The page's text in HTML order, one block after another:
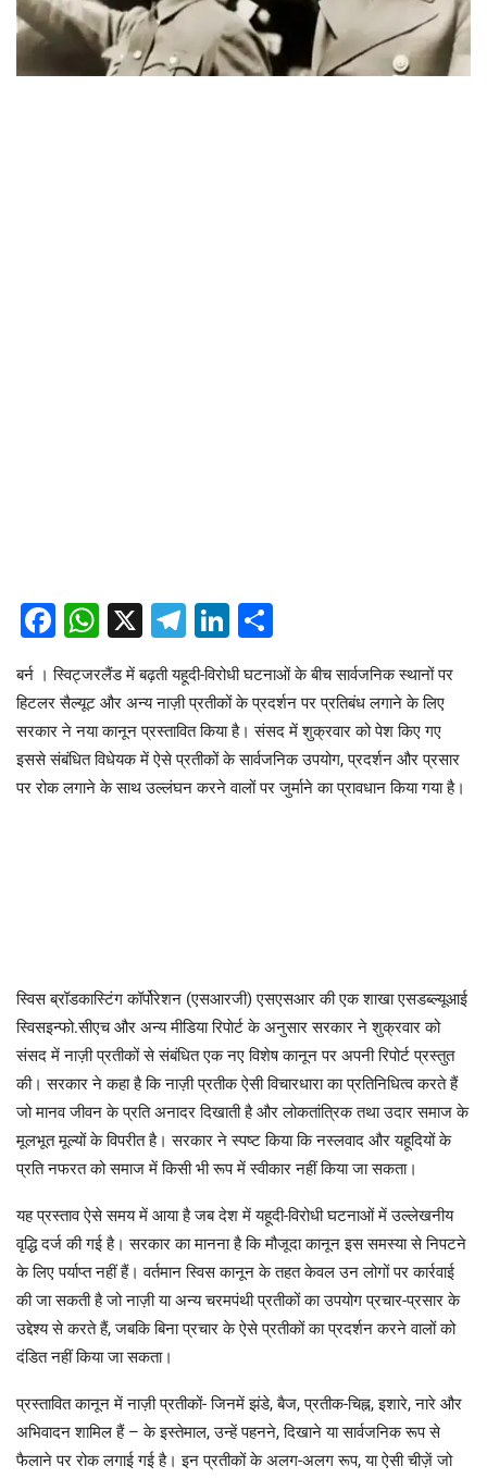
Facebook
WhatsApp
X Telegram
LinkedIn
बर्न । स्विट्जरलैंड में बढ़ती यहूदी-विरोधी घटनाओं के बीच सार्वजनिक स्थानों पर
हिटलर सैल्यूट और अन्य नाज़ी प्रतीकों के प्रदर्शन पर प्रतिबंध लगाने के लिए
सरकार ने नया कानून प्रस्तावित किया है। संसद में शुक्रवार को पेश किए गए
इससे संबंधित विधेयक में ऐसे प्रतीकों के सार्वजनिक उपयोग, प्रदर्शन और प्रसार
पर रोक लगाने के साथ उल्लंघन करने वालों पर जुर्माने का प्रावधान किया गया है।
स्विस ब्रॉडकास्टिंग कॉर्पोरेशन (एसआरजी) एसएसआर की एक शाखा एसडब्ल्यूआई
स्विसइन्फो.सीएच और अन्य मीडिया रिपाेर्ट के अनुसार सरकार ने शुक्रवार को
संसद में नाज़ी प्रतीकों से संबंधित एक नए विशेष कानून पर अपनी रिपोर्ट प्रस्तुत
की। सरकार ने कहा है कि नाज़ी प्रतीक ऐसी विचारधारा का प्रतिनिधित्व करते हैं
जो मानव जीवन के प्रति अनादर दिखाती है और लोकतांत्रिक तथा उदार समाज के
मूलभूत मूल्यों के विपरीत है। सरकार ने स्पष्ट किया कि नस्लवाद और यहूदियों के
प्रति नफरत को समाज में किसी भी रूप में स्वीकार नहीं किया जा सकता।
यह प्रस्ताव ऐसे समय में आया है जब देश में यहूदी-विरोधी घटनाओं में उल्लेखनीय
वृद्धि दर्ज की गई है। सरकार का मानना है कि मौजूदा कानून इस समस्या से निपटने
के लिए पर्याप्त नहीं हैं। वर्तमान स्विस कानून के तहत केवल उन लोगों पर कार्रवाई
की जा सकती है जो नाज़ी या अन्य चरमपंथी प्रतीकों का उपयोग प्रचार-प्रसार के
उद्देश्य से करते हैं, जबकि बिना प्रचार के ऐसे प्रतीकों का प्रदर्शन करने वालों को
दंडित नहीं किया जा सकता।
प्रस्तावित कानून में नाज़ी प्रतीकों- जिनमें झंडे, बैज, प्रतीक-चिह्न, इशारे, नारे और
अभिवादन शामिल हैं – के इस्तेमाल, उन्हें पहनने, दिखाने या सार्वजनिक रूप से
फैलाने पर रोक लगाई गई है। इन प्रतीकों के अलग-अलग रूप, या ऐसी चीज़ें जो